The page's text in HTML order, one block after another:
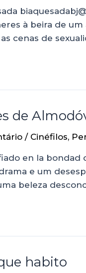
à beira de
cenas de
de
/ Cinéfilos,
en la bondad
e um
beleza
habito